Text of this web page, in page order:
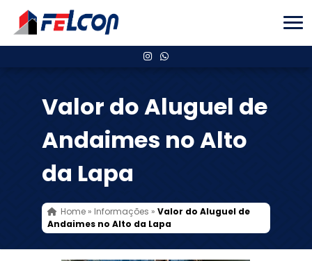
Valor do Aluguel de
Andaimes no Alto
da Lapa
Home» Informações » Valor do Aluguel de
Andaimes no Alto da Lapa